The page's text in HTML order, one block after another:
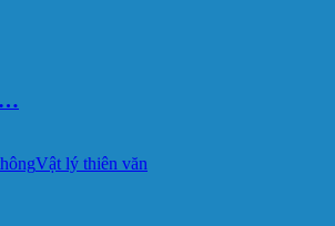
Vật lý thiên văn